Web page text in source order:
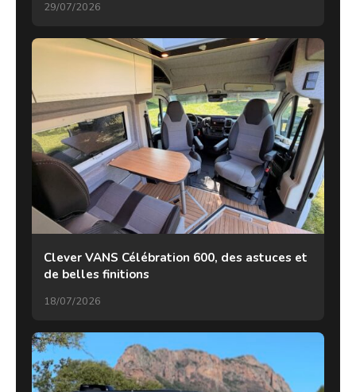
29/07/2026
Clever VANS Célébration 600, des astuces et
de belles finitions
18/07/2026